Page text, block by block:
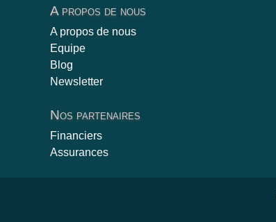
A propos de nous
A propos de nous
Equipe
Blog
Newsletter
Nos partenaires
Financiers
Assurances